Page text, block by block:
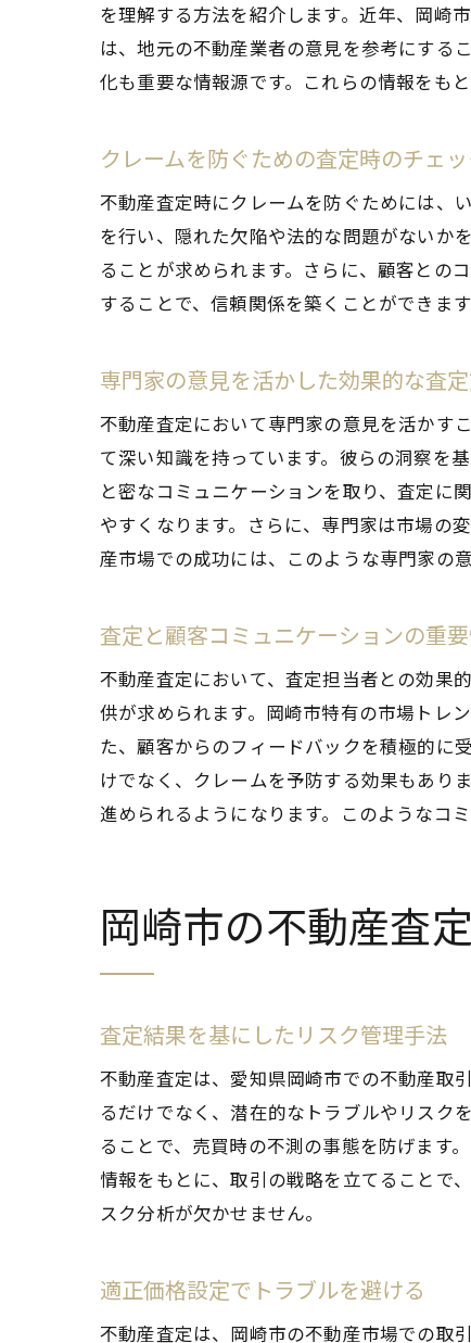
を理解する方法を紹介します。近年、岡崎
は、地元の不動産業者の意見を参考にする
化も重要な情報源です。これらの情報をも
クレームを防ぐための査定時のチェ
不動産査定時にクレームを防ぐためには、
を行い、隠れた欠陥や法的な問題がないか
ることが求められます。さらに、顧客との
することで、信頼関係を築くことができま
専門家の意見を活かした効果的な査
不動産査定において専門家の意見を活かす
て深い知識を持っています。彼らの洞察を
と密なコミュニケーションを取り、査定に
やすくなります。さらに、専門家は市場の
産市場での成功には、このような専門家の
査定と顧客コミュニケーションの重
不動産査定において、査定担当者との効果
供が求められます。岡崎市特有の市場トレ
た、顧客からのフィードバックを積極的に
けでなく、クレームを予防する効果もあり
進められるようになります。このようなコ
岡崎市の不動産査
査定結果を基にしたリスク管理手法
不動産査定は、愛知県岡崎市での不動産取
るだけでなく、潜在的なトラブルやリスク
ることで、売買時の不測の事態を防げます
情報をもとに、取引の戦略を立てることで
スク分析が欠かせません。
適正価格設定でトラブルを避ける
不動産査定は、岡崎市の不動産市場での取